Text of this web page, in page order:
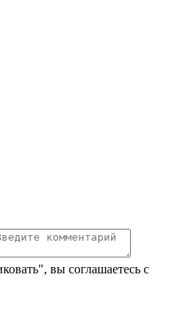
вы соглашаетесь с